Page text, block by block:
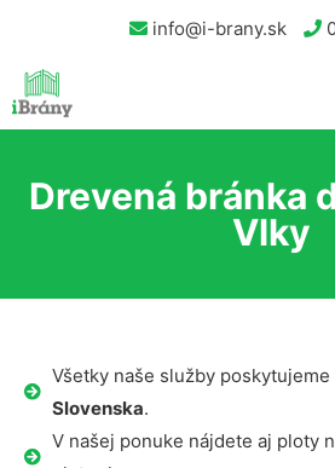
info@i-brany.sk
Drevená bránka
Vlky
Všetky naše služby poskytujeme
Slovenska.
V našej ponuke nájdete aj ploty